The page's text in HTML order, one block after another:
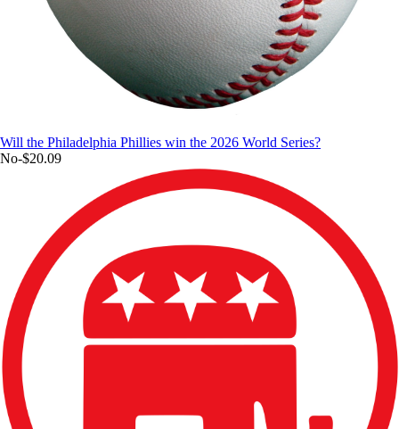
Will the Philadelphia Phillies win the 2026 World Series?
No-$20.09